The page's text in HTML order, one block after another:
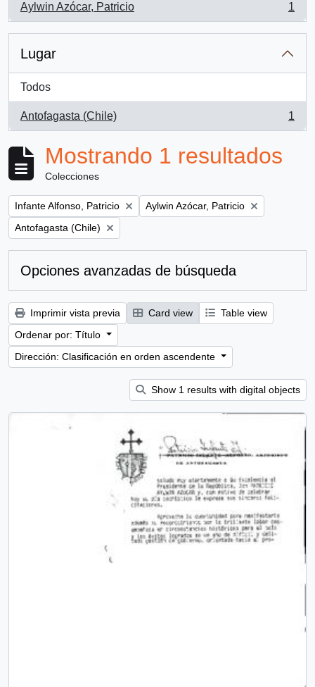
Aylwin Azócar, Patricio
, 1 resultados
1
Lugar
Todos
Antofagasta (Chile)
, 1 resultados
1
Mostrando 1 resultados
Colecciones
Remove filter:
Infante Alfonso, Patricio Remove filter:
Aylwin Azócar, Patricio
Remove filter:
Antofagasta (Chile)
Opciones avanzadas de búsqueda
Imprimir vista previa Card view
Table view
Ordenar por: Título
Dirección: Clasificación en orden ascendente
Show 1 results with digital objects